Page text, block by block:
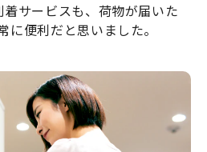
サービスも、荷物が届いた
に便利だと思いました。